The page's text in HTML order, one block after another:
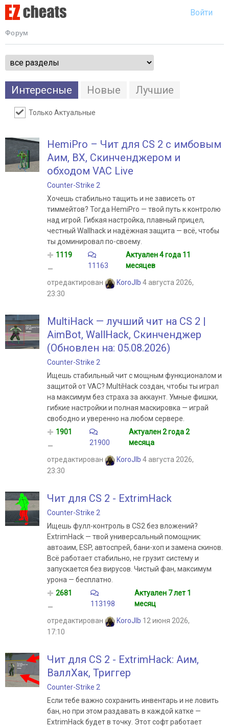
Форум
Войти
Интересные Новые Лучшие
Только Актуальные
HemiPro – Чит для CS 2 с имбовым
Аим, ВХ, Скинченджером и
обходом VAC Live
Counter-Strike 2
Хочешь стабильно тащить и не зависеть от
тиммейтов? Тогда HemiPro — твой путь к контролю
над игрой. Гибкая настройка, плавный прицел,
честный Wallhack и надёжная защита — всё, чтобы
ты доминировал по-своему.
1119
11163
Актуален 4 года 11
месяцев
отредактирован KoroJIb 4 августа 2026,
23:30
MultiHack — лучший чит на CS 2 |
AimBot, WallHack, Скинченджер
(Обновлен на: 05.08.2026)
Counter-Strike 2
Ищешь стабильный чит с мощным функционалом и
защитой от VAC? MultiHack создан, чтобы ты играл
на максимум без страха за аккаунт. Умные фишки,
гибкие настройки и полная маскировка — играй
свободно и уверенно на любом сервере.
1901
21900
Актуален 2 года 2
месяца
отредактирован KoroJIb 4 августа 2026,
23:30
Чит для CS 2 - ExtrimHack
Counter-Strike 2
Ищешь фулл-контроль в CS2 без вложений?
ExtrimHack — твой универсальный помощник:
автоаим, ESP, автоспрей, бани-хоп и замена скинов.
Всё работает стабильно, не грузит систему и
запускается без вирусов. Чистый фан, максимум
урона — бесплатно.
2681
113198
Актуален 7 лет 1
месяц
отредактирован KoroJIb 12 июня 2026,
17:10
Чит для CS 2 - ExtrimHack: Аим,
ВаллХак, Триггер
Counter-Strike 2
Если тебе важно сохранить инвентарь и не ловить
бан, но при этом раздавать в каждой катке —
ExtrimHack будет в точку. Этот софт работает